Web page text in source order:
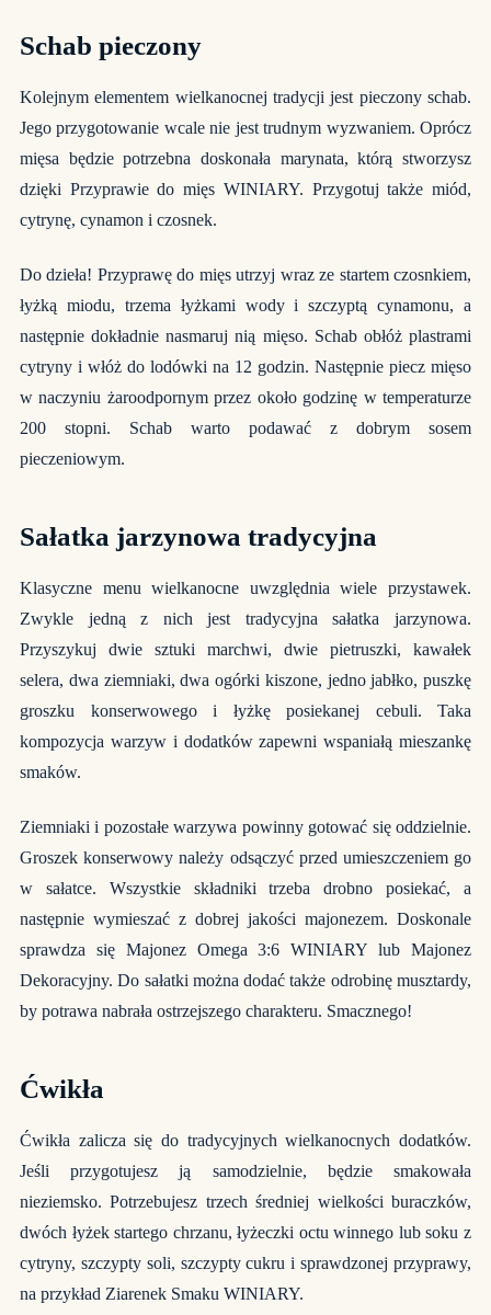
Schab pieczony
Kolejnym elementem wielkanocnej tradycji jest pieczony schab.
Jego przygotowanie wcale nie jest trudnym wyzwaniem. Oprócz
mięsa będzie potrzebna doskonała marynata, którą stworzysz
dzięki Przyprawie do mięs WINIARY. Przygotuj także miód,
cytrynę, cynamon i czosnek.
Do dzieła! Przyprawę do mięs utrzyj wraz ze startem czosnkiem,
łyżką miodu, trzema łyżkami wody i szczyptą cynamonu, a
następnie dokładnie nasmaruj nią mięso. Schab obłóż plastrami
cytryny i włóż do lodówki na 12 godzin. Następnie piecz mięso
w naczyniu żaroodpornym przez około godzinę w temperaturze
200 stopni. Schab warto podawać z dobrym sosem
pieczeniowym.
Sałatka jarzynowa tradycyjna
Klasyczne menu wielkanocne uwzględnia wiele przystawek.
Zwykle jedną z nich jest tradycyjna sałatka jarzynowa.
Przyszykuj dwie sztuki marchwi, dwie pietruszki, kawałek
selera, dwa ziemniaki, dwa ogórki kiszone, jedno jabłko, puszkę
groszku konserwowego i łyżkę posiekanej cebuli. Taka
kompozycja warzyw i dodatków zapewni wspaniałą mieszankę
smaków.
Ziemniaki i pozostałe warzywa powinny gotować się oddzielnie.
Groszek konserwowy należy odsączyć przed umieszczeniem go
w sałatce. Wszystkie składniki trzeba drobno posiekać, a
następnie wymieszać z dobrej jakości majonezem. Doskonale
sprawdza się Majonez Omega 3:6 WINIARY lub Majonez
Dekoracyjny. Do sałatki można dodać także odrobinę musztardy,
by potrawa nabrała ostrzejszego charakteru. Smacznego!
Ćwikła
Ćwikła zalicza się do tradycyjnych wielkanocnych dodatków.
Jeśli przygotujesz ją samodzielnie, będzie smakowała
nieziemsko. Potrzebujesz trzech średniej wielkości buraczków,
dwóch łyżek startego chrzanu, łyżeczki octu winnego lub soku z
cytryny, szczypty soli, szczypty cukru i sprawdzonej przyprawy,
na przykład Ziarenek Smaku WINIARY.